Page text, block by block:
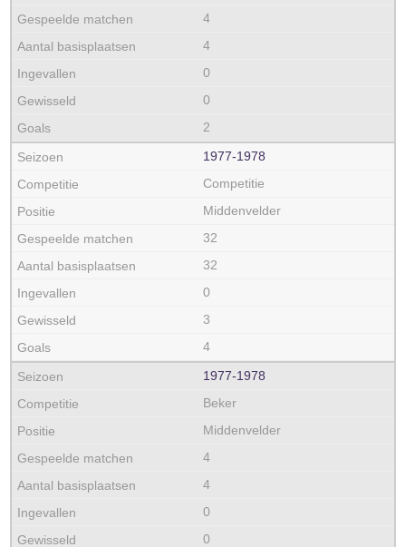
4
4
0
0
2
1977‑1978
Competitie
Middenvelder
32
32
0
3
4
1977‑1978
Beker
Middenvelder
4
4
0
0